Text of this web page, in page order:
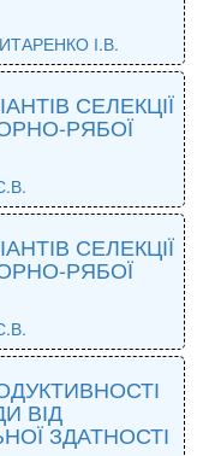
І.В.
СЕЛЕКЦІЇ
РЯБОЇ
СЕЛЕКЦІЇ
РЯБОЇ
ВІД
ЗДАТНОСТІ